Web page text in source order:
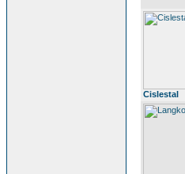
Cislestal